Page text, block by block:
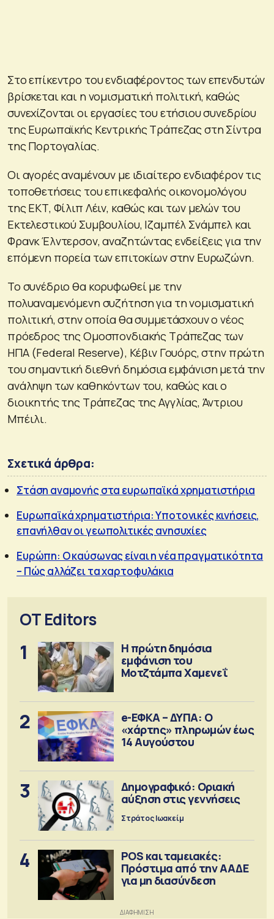
Στο επίκεντρο του ενδιαφέροντος των επενδυτών
βρίσκεται και η νομισματική πολιτική, καθώς
συνεχίζονται οι εργασίες του ετήσιου συνεδρίου
της Ευρωπαϊκής Κεντρικής Τράπεζας στη Σίντρα
της Πορτογαλίας.
Οι αγορές αναμένουν με ιδιαίτερο ενδιαφέρον τις
τοποθετήσεις του επικεφαλής οικονομολόγου
της ΕΚΤ, Φίλιπ Λέιν, καθώς και των μελών του
Εκτελεστικού Συμβουλίου, Ιζαμπέλ Σνάμπελ και
Φρανκ Έλντερσον, αναζητώντας ενδείξεις για την
επόμενη πορεία των επιτοκίων στην Ευρωζώνη.
Το συνέδριο θα κορυφωθεί με την
πολυαναμενόμενη συζήτηση για τη νομισματική
πολιτική, στην οποία θα συμμετάσχουν ο νέος
πρόεδρος της Ομοσπονδιακής Τράπεζας των
ΗΠΑ (Federal Reserve), Κέβιν Γουόρς, στην πρώτη
του σημαντική διεθνή δημόσια εμφάνιση μετά την
ανάληψη των καθηκόντων του, καθώς και ο
διοικητής της Τράπεζας της Αγγλίας, Άντριου
Μπέιλι.
Σχετικά άρθρα:
Στάση αναμονής στα ευρωπαϊκά χρηματιστήρια
Ευρωπαϊκά χρηματιστήρια: Υποτονικές κινήσεις,
επανήλθαν οι γεωπολιτικές ανησυχίες
Ευρώπη: Ο καύσωνας είναι η νέα πραγματικότητα
– Πώς αλλάζει τα χαρτοφυλάκια
OT Editors
1
Η πρώτη δημόσια
εμφάνιση του
Μοτζτάμπα Χαμενεΐ
2
e-ΕΦΚΑ – ΔΥΠΑ: Ο
«χάρτης» πληρωμών έως
14 Αυγούστου
3
Δημογραφικό: Οριακή
αύξηση στις γεννήσεις
Στράτος Ιωακείμ
4
POS και ταμειακές:
Πρόστιμα από την ΑΑΔΕ
για μη διασύνδεση